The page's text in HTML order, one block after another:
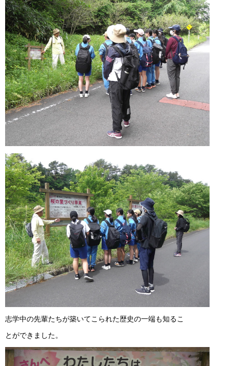
志学中の先輩たちが築いてこられた歴史の一端も知るこ
とができました。